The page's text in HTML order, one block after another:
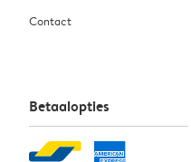
Contact
Betaalopties